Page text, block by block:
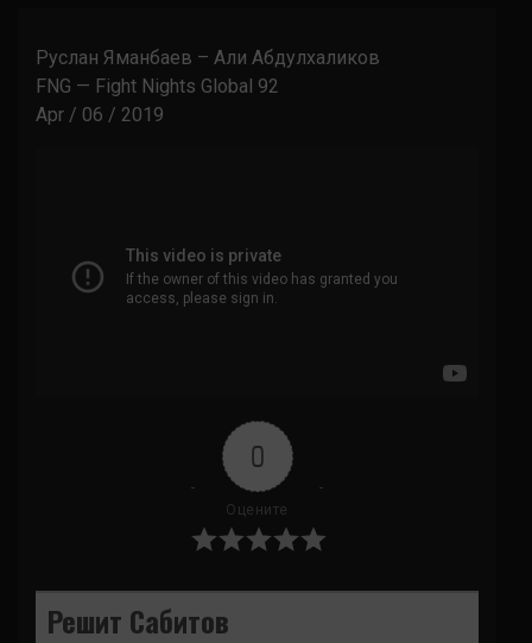
Руслан Яманбаев – Али Абдулхаликов
FNG — Fight Nights Global 92
Apr / 06 / 2019
0
Оцените
Решит Сабитов